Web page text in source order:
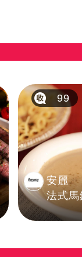
安麗
法式
99